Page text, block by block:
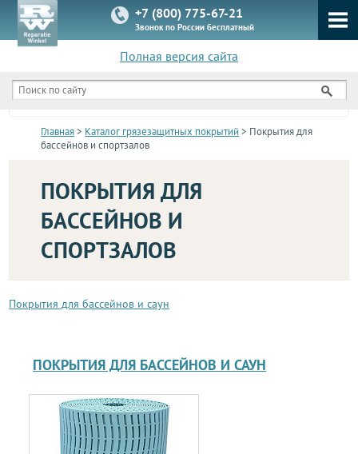
+7 (800) 775-67-21
Звонок по России бесплатный
Полная версия сайта
КАТАЛОГ
Главная> Каталог грязезащитных покрытий > Покрытия для
бассейнов и спортзалов
ПОКРЫТИЯ ДЛЯ
БАССЕЙНОВ И
СПОРТЗАЛОВ
Покрытия для бассейнов и саун
ПОКРЫТИЯ ДЛЯ БАССЕЙНОВ И САУН